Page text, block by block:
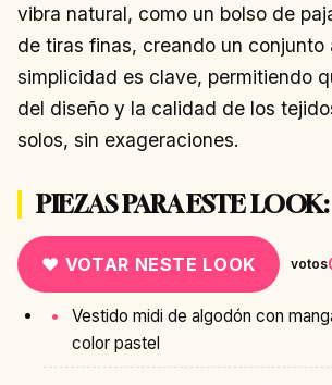
vibra natural, como un bolso de
de tiras finas, creando un conjunto
simplicidad es clave, permitiendo
del diseño y la calidad de los
solos, sin exageraciones.
PIEZAS PARA ESTE LOOK:
♥ VOTAR NESTE LOOK votos
Vestido midi de algodón con
color pastel